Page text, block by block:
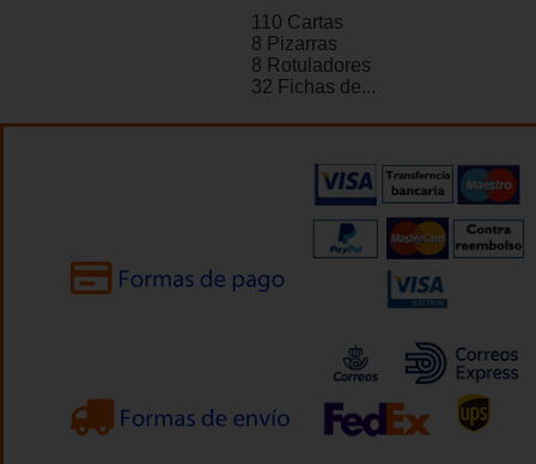
110 Cartas
8 Pizarras
8 Rotuladores
32 Fichas de...